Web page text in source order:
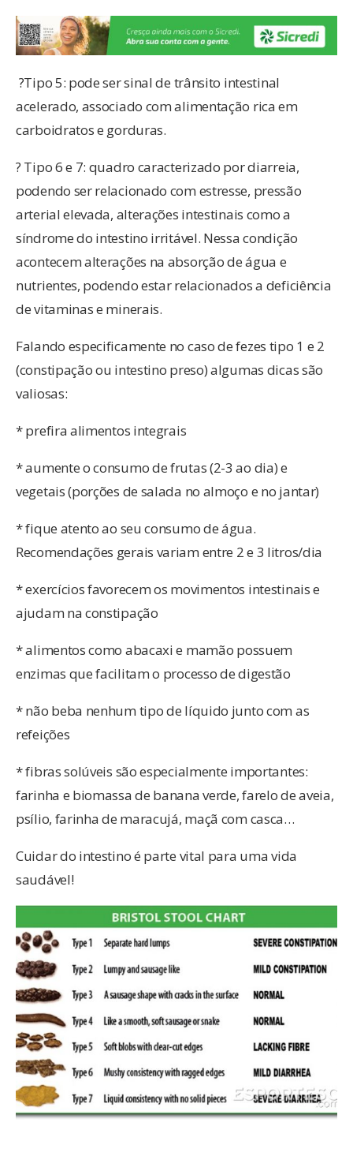
?Tipo 5: pode ser sinal de trânsito intestinal
acelerado, associado com alimentação rica em
carboidratos e gorduras.
? Tipo 6 e 7: quadro caracterizado por diarreia,
podendo ser relacionado com estresse, pressão
arterial elevada, alterações intestinais como a
síndrome do intestino irritável. Nessa condição
acontecem alterações na absorção de água e
nutrientes, podendo estar relacionados a deficiência
de vitaminas e minerais.
Falando especificamente no caso de fezes tipo 1 e 2
(constipação ou intestino preso) algumas dicas são
valiosas:
* prefira alimentos integrais
* aumente o consumo de frutas (2-3 ao dia) e
vegetais (porções de salada no almoço e no jantar)
* fique atento ao seu consumo de água.
Recomendações gerais variam entre 2 e 3 litros/dia
* exercícios favorecem os movimentos intestinais e
ajudam na constipação
* alimentos como abacaxi e mamão possuem
enzimas que facilitam o processo de digestão
* não beba nenhum tipo de líquido junto com as
refeições
* fibras solúveis são especialmente importantes:
farinha e biomassa de banana verde, farelo de aveia,
psílio, farinha de maracujá, maçã com casca…
Cuidar do intestino é parte vital para uma vida
saudável!